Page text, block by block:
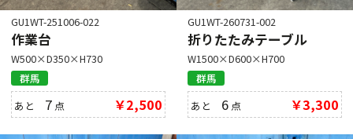
GU1WT-251006-022
作業台
W500×D350×H730
群馬
あと 7 点 ￥2,500
GU1WT-260731-002
折りたたみテーブル
W1500×D600×H700
群馬
あと 6 点 ￥3,300